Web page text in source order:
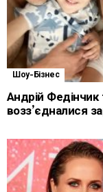
Шоу-Бізнес
Андрій
возз’єдналися